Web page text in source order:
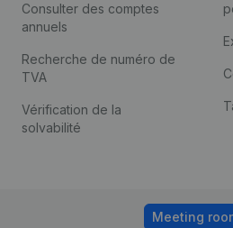
Consulter des comptes
annuels
Recherche de numéro de
TVA
Vérification de la
solvabilité
Meeting